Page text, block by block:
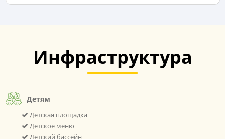
Инфраструктура
Детям
Детская площадка
Детское меню
Детский бассейн